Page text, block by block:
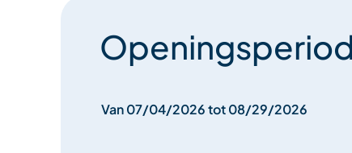
Engelse producten, Italiaanse producten
Van 07/04/2026 tot 08/29/2026